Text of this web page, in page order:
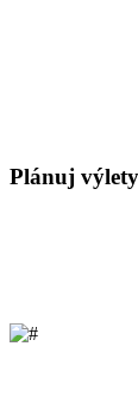
Plánuj výlety